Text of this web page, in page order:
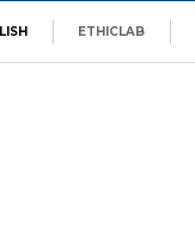
ETHICLAB